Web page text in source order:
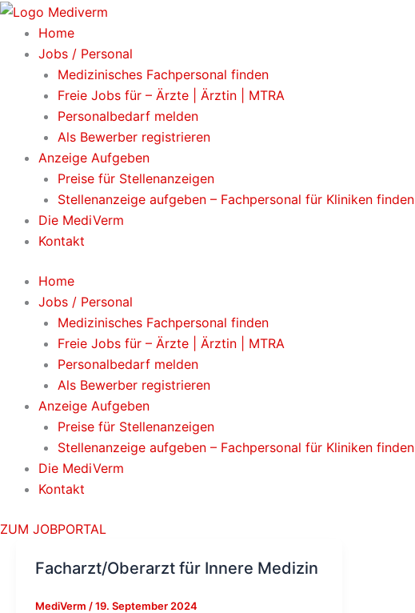
Zum
Inhalt
springen
Home
Jobs / Personal
Medizinisches Fachpersonal finden
Freie Jobs für – Ärzte | Ärztin | MTRA
Personalbedarf melden
Als Bewerber registrieren
Anzeige Aufgeben
Preise für Stellenanzeigen
Stellenanzeige aufgeben – Fachpersonal für Kliniken finden
Die MediVerm
Kontakt
Home
Jobs / Personal
Medizinisches Fachpersonal finden
Freie Jobs für – Ärzte | Ärztin | MTRA
Personalbedarf melden
Als Bewerber registrieren
Anzeige Aufgeben
Preise für Stellenanzeigen
Stellenanzeige aufgeben – Fachpersonal für Kliniken finden
Die MediVerm
Kontakt
ZUM JOBPORTAL
Facharzt/Oberarzt für Innere Medizin
MediVerm /19. September 2024